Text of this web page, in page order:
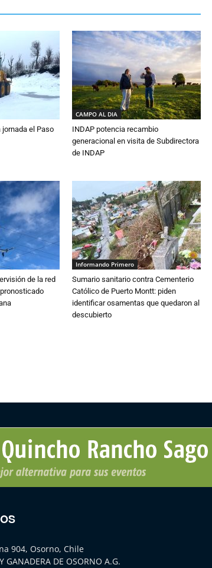
jornada el Paso
CAMPO AL DIA
INDAP potencia recambio
generacional en visita de Subdirectora
de INDAP
de la red
Informando Primero
Sumario sanitario contra Cementerio
Católico de Puerto Montt: piden
identificar osamentas que quedaron al
descubierto
904, Osorno, Chile
GANADERA DE OSORNO A.G.